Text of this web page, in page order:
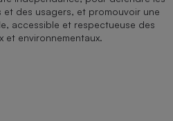
des usagers, et promouvoir une
accessible et respectueuse des
et environnementaux.